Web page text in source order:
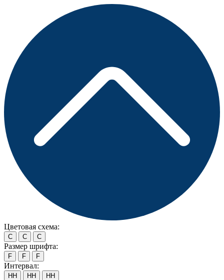
Цветовая схема:
С С С
Размер шрифта:
F F F
Интервал:
HH HH HH